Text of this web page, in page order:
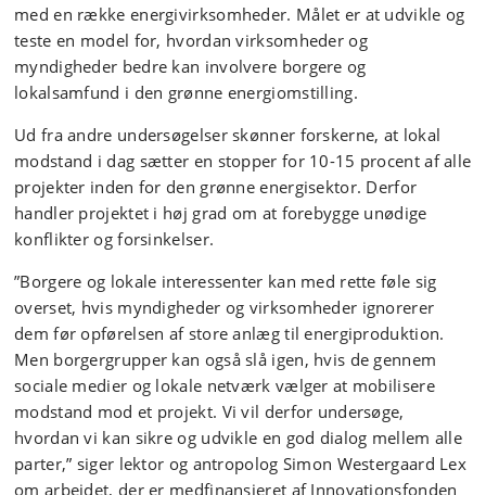
med en række energivirksomheder. Målet er at udvikle og
teste en model for, hvordan virksomheder og
myndigheder bedre kan involvere borgere og
lokalsamfund i den grønne energiomstilling.
Ud fra andre undersøgelser skønner forskerne, at lokal
modstand i dag sætter en stopper for 10-15 procent af alle
projekter inden for den grønne energisektor. Derfor
handler projektet i høj grad om at forebygge unødige
konflikter og forsinkelser.
”Borgere og lokale interessenter kan med rette føle sig
overset, hvis myndigheder og virksomheder ignorerer
dem før opførelsen af store anlæg til energiproduktion.
Men borgergrupper kan også slå igen, hvis de gennem
sociale medier og lokale netværk vælger at mobilisere
modstand mod et projekt. Vi vil derfor undersøge,
hvordan vi kan sikre og udvikle en god dialog mellem alle
parter,” siger lektor og antropolog Simon Westergaard Lex
om arbejdet, der er medfinansieret af Innovationsfonden